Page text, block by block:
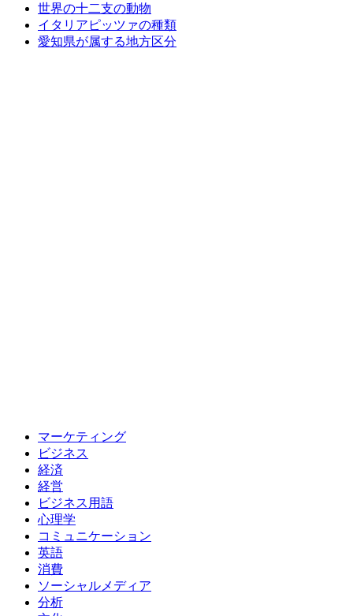
世界の十二支の動物
イタリアピッツァの種類
愛知県が属する地方区分
マーケティング
ビジネス
経済
経営
ビジネス用語
心理学
コミュニケーション
英語
消費
ソーシャルメディア
分析